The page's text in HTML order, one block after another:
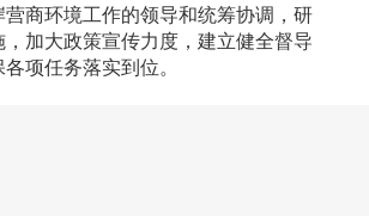
商环境工作的领导和统筹协调，研
，加大政策宣传力度，建立健全督导
项任务落实到位。